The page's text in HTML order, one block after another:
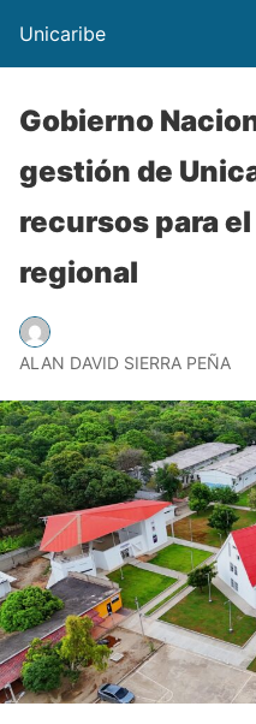
Unicaribe
Gobierno
gestión de
recursos para
regional
ALAN DAVID SIERRA PEÑA